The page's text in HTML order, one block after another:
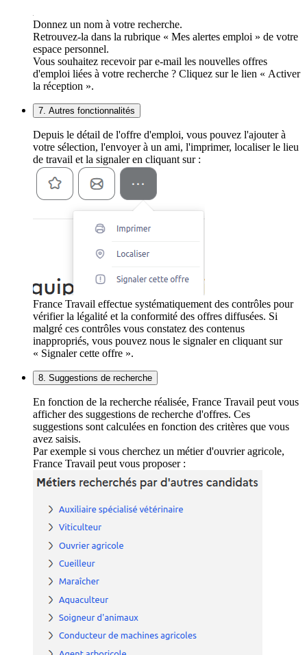
Donnez un nom à votre recherche.
Retrouvez-la dans la rubrique « Mes alertes emploi » de votre
espace personnel.
Vous souhaitez recevoir par e-mail les nouvelles offres
d'emploi liées à votre recherche ? Cliquez sur le lien « Activer
la réception ».
7. Autres fonctionnalités
Depuis le détail de l'offre d'emploi, vous pouvez l'ajouter à
votre sélection, l'envoyer à un ami, l'imprimer, localiser le lieu
de travail et la signaler en cliquant sur :
France Travail effectue systématiquement des contrôles pour
vérifier la légalité et la conformité des offres diffusées. Si
malgré ces contrôles vous constatez des contenus
inappropriés, vous pouvez nous le signaler en cliquant sur
« Signaler cette offre ».
8. Suggestions de recherche
En fonction de la recherche réalisée, France Travail peut vous
afficher des suggestions de recherche d'offres. Ces
suggestions sont calculées en fonction des critères que vous
avez saisis.
Par exemple si vous cherchez un métier d'ouvrier agricole,
France Travail peut vous proposer :